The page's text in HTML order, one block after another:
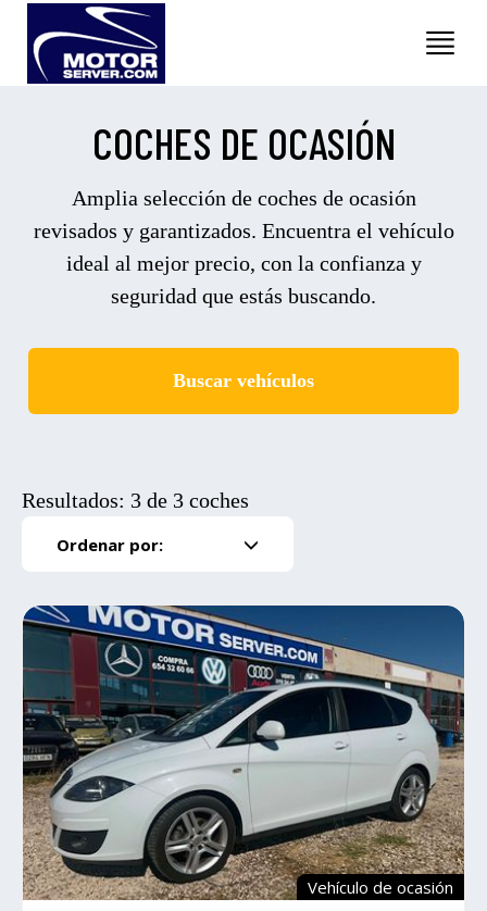
COCHES DE OCASIÓN
Amplia selección de coches de ocasión
revisados y garantizados. Encuentra el vehículo
ideal al mejor precio, con la confianza y
seguridad que estás buscando.
Buscar vehículos
Resultados: 3 de 3 coches
Ordenar por:
Vehículo de ocasión